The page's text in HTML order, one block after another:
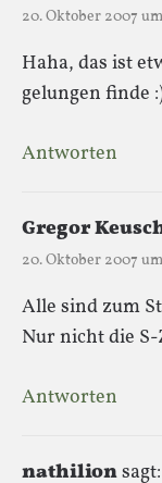
20. Oktober 2007 um
Haha, das ist
gelungen finde
Antworten
Gregor
20. Oktober 2007 um
Alle sind zum
Nur nicht die
Antworten
nathilionsagt: